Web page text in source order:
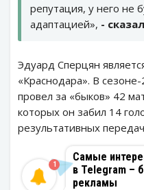
репутация, у него не
адаптацией», -
Эдуард Сперцян
«Краснодара». В
провел за «быков» 42
которых он забил 14
результативных
Самые
в Telegram –
рекламы
1